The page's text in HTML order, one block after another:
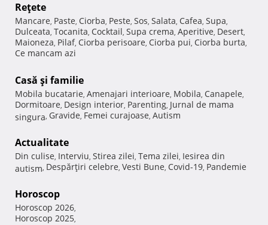
Reţete
Mancare, Paste, Ciorba, Peste, Sos, Salata, Cafea, Supa,
Dulceata, Tocanita, Cocktail, Supa crema, Aperitive, Desert,
Maioneza, Pilaf, Ciorba perisoare, Ciorba pui, Ciorba burta,
Ce mancam azi
Casă şi familie
Mobila bucatarie, Amenajari interioare, Mobila, Canapele,
Dormitoare, Design interior, Parenting, Jurnal de mama
singura, Gravide, Femei curajoase, Autism
Actualitate
Din culise, Interviu, Stirea zilei, Tema zilei, Iesirea din
autism, Despărţiri celebre, Vesti Bune, Covid-19, Pandemie
Horoscop
Horoscop 2026,
Horoscop 2025,